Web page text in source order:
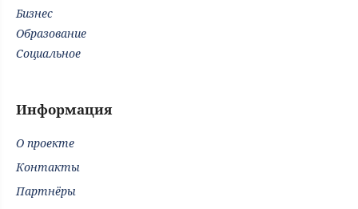
Бизнес
Образование
Социальное
Информация
О проекте
Контакты
Партнёры